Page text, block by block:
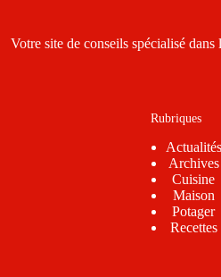
Votre site de conseils spécialisé
Rubriques
Actualités
Archives
Cuisine
Maison
Potager
Recettes